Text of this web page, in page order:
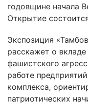
годовщине начала
Открытие
Экспозиция
расскажет о
фашистского
работе
комплекса,
патриотических